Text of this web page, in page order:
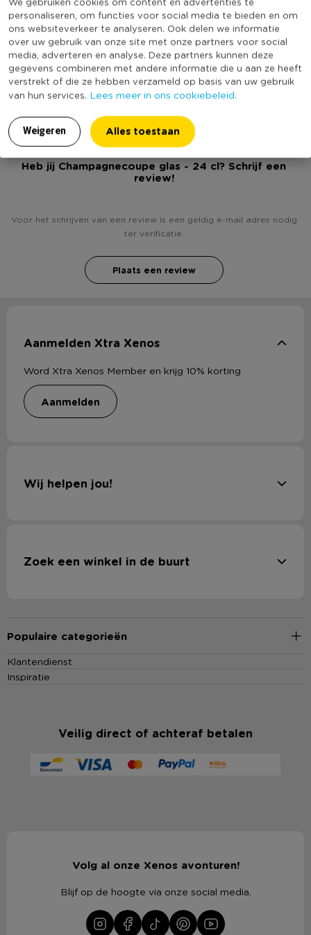
personaliseren, om functies voor social media te bieden en om
ons websiteverkeer te analyseren. Ook delen we informatie
over uw gebruik van onze site met onze partners voor social
media, adverteren en analyse. Deze partners kunnen deze
gegevens combineren met andere informatie die u aan ze heeft
verstrekt of die ze hebben verzameld op basis van uw gebruik
van hun services. Lees meer in ons cookiebeleid.
Weigeren Alles toestaan
Merk
Royal Leerdam
Stapelbaar
Nee
Met print
Nee
Duurzaamheidsscore
(Nog) geen score
bekend
Heb jij Champagnecoupe glas - 24 cl? Schrijf een
review!
Voor het schrijven van een review is een geldig e-mail adres nodig
ter verificatie.
Plaats een review
Aanmelden Xtra Xenos
Word Xtra Xenos Member en krijg 10% korting
aanmelden
Wij helpen jou!
Zoek een winkel in de buurt
Populaire categorieën
Klantendienst
Inspiratie
Veilig direct of achteraf betalen
Volg al onze Xenos avonturen!
Blijf op de hoogte via onze social media.